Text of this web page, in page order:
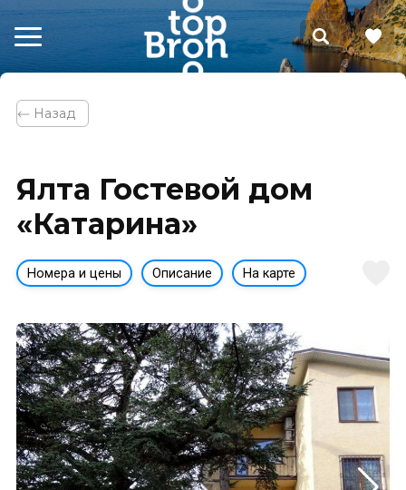
⃪ Назад
Ялта Гостевой дом
«Катарина»
Номера и цены Описание На карте